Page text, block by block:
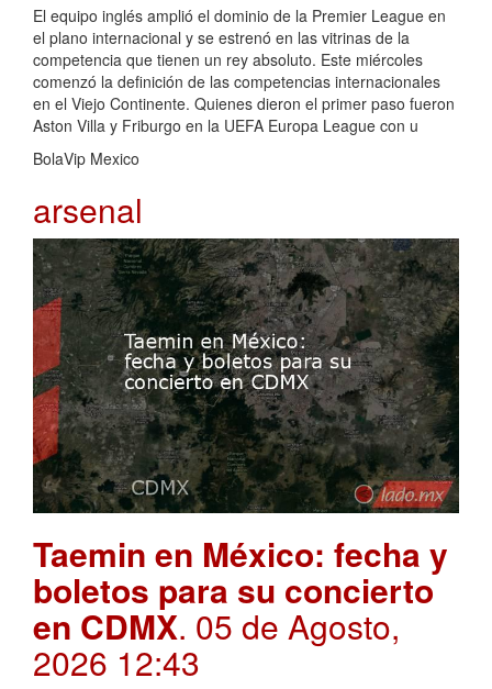
El equipo inglés amplió el dominio de la Premier League en
el plano internacional y se estrenó en las vitrinas de la
competencia que tienen un rey absoluto. Este miércoles
comenzó la definición de las competencias internacionales
en el Viejo Continente. Quienes dieron el primer paso fueron
Aston Villa y Friburgo en la UEFA Europa League con u
BolaVip Mexico
arsenal
Taemin en México: fecha y
boletos para su concierto
en CDMX. 05 de Agosto,
2026 12:43